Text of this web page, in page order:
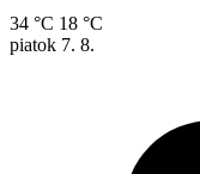
34 °C 18 °C
piatok 7. 8.